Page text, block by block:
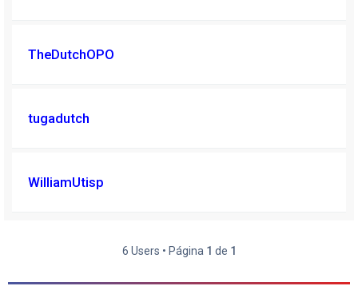
TheDutchOPO
tugadutch
WilliamUtisp
6 Users • Página 1 de 1